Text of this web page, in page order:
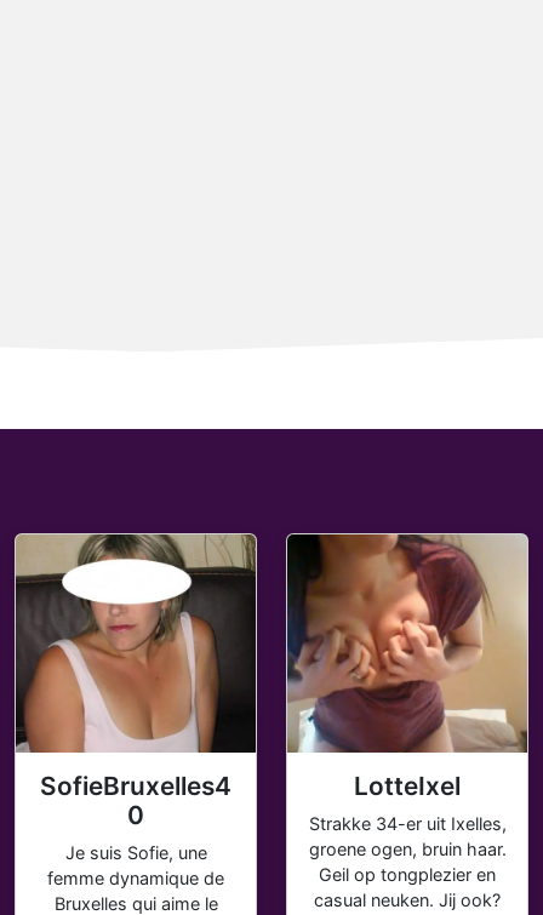
SofieBruxelles4
0
Je suis Sofie, une
femme dynamique de
Bruxelles qui aime le
LotteIxel
Strakke 34-er uit Ixelles,
groene ogen, bruin haar.
Geil op tongplezier en
casual neuken. Jij ook?